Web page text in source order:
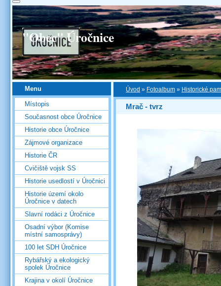
"Obec" Úročnice
Úvod » Fotoalbum » Historické
Mrač - tvrz
Menu
Místopis
Současnost obce Úročnice
Historie obce Úročnice
Zájmové organizace
Historie ČR
Cvičiště vojsk SS
Historie usedlostí v Úročnici
Historie území okolo
Úročnice v datech
Slavní rodáci z Úročnice
Osadní výbor (Komise
místní samosprávy)
100 let SDH Úročnice
Rybářský a ekologický
spolek Úročnice
Krajina v okolí Úročnice